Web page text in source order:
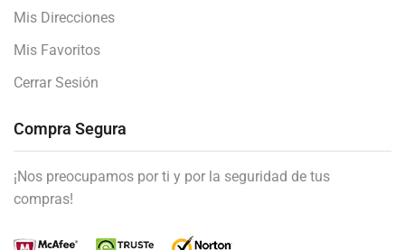
Mis Direcciones
Mis Favoritos
Cerrar Sesión
Compra Segura
¡Nos preocupamos por ti y por la seguridad de tus
compras!